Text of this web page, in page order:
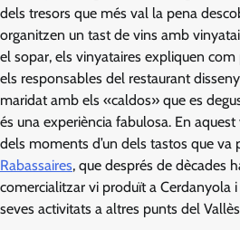
dels tresors que més val la pena
organitzen un tast de vins amb
el sopar, els vinyataires expliquen
els responsables del restaurant
maridat amb els «caldos» que es
és una experiència fabulosa. En
dels moments d’un dels tastos que va
Rabassaires, que després de dècades
comercialitzar vi produït a Cerdanyola
seves activitats a altres punts del